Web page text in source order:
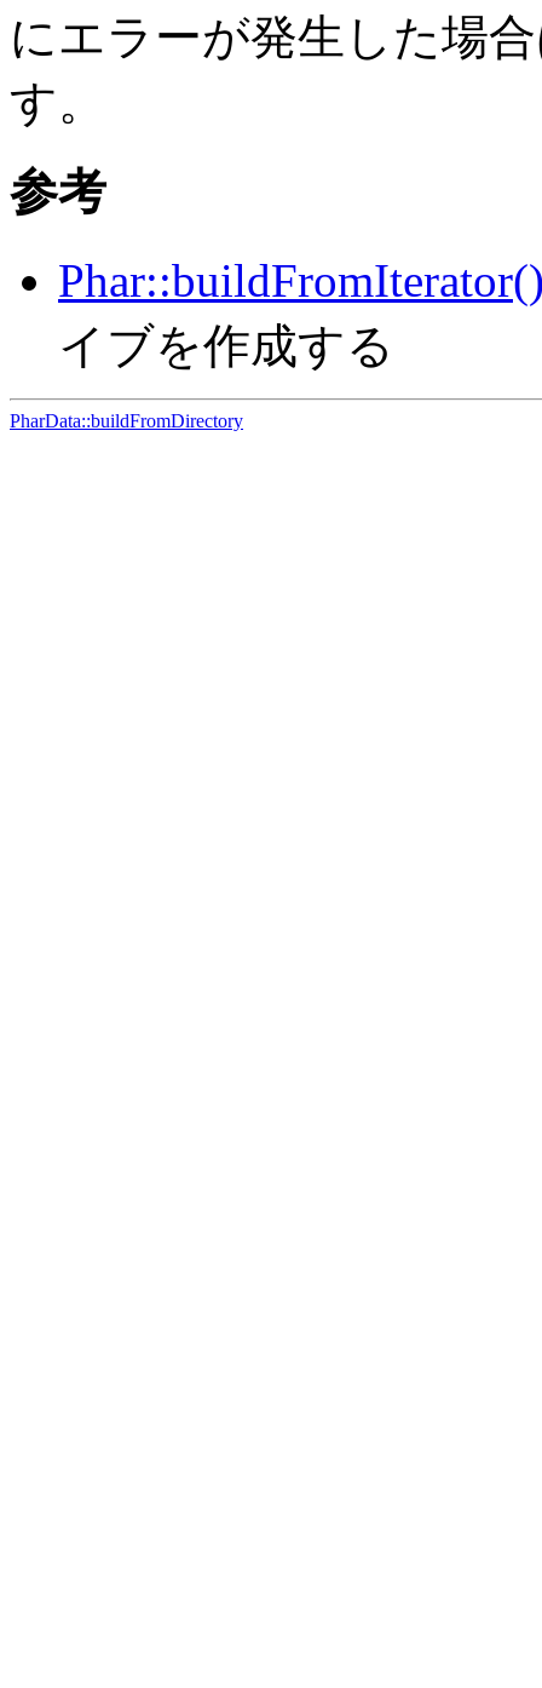
にエラーが発生した場
す。
参考
イブを作成する
PharData::buildFromDirectory